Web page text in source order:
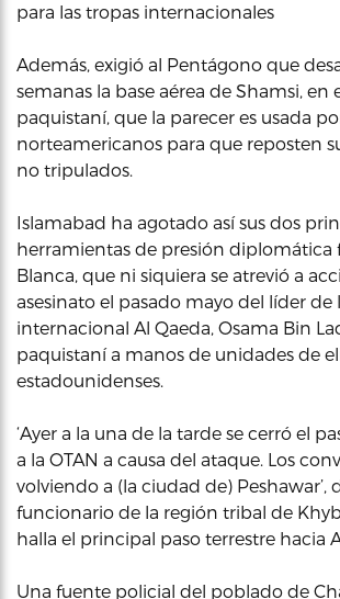
para las tropas internacionales
Además, exigió al Pentágono que
semanas la base aérea de Shamsi, en
paquistaní, que la parecer es usada
norteamericanos para que reposten
no tripulados.
Islamabad ha agotado así sus dos
herramientas de presión diplomática
Blanca, que ni siquiera se atrevió a
asesinato el pasado mayo del líder de
internacional Al Qaeda, Osama Bin
paquistaní a manos de unidades de
estadounidenses.
‘Ayer a la una de la tarde se cerró el
a la OTAN a causa del ataque. Los
volviendo a (la ciudad de) Peshawar’,
funcionario de la región tribal de
halla el principal paso terrestre hacia
Una fuente policial del poblado de